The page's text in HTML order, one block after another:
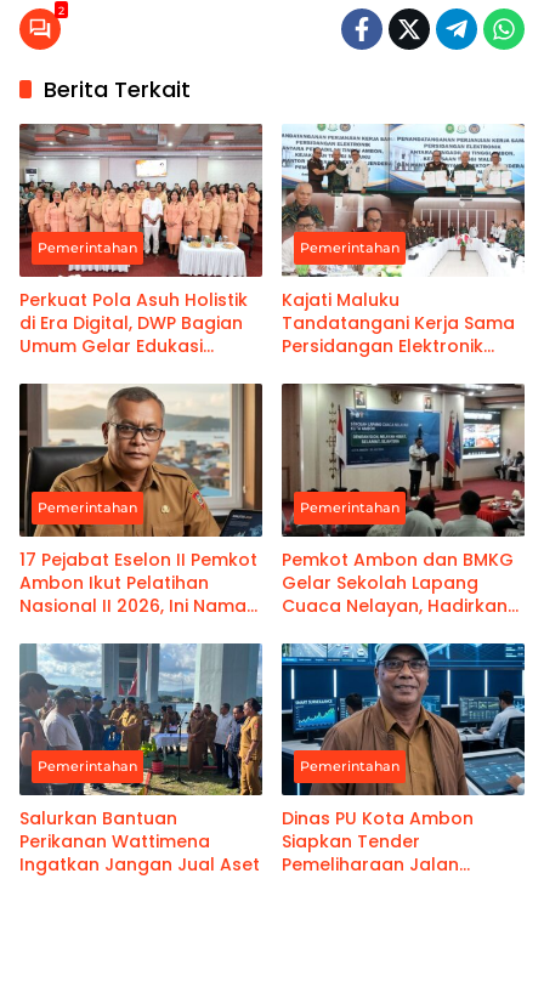
2
Berita Terkait
Pemerintahan
Perkuat Pola Asuh Holistik
di Era Digital, DWP Bagian
Umum Gelar Edukasi
Pemerintahan
Kajati Maluku
Tandatangani Kerja Sama
Persidangan Elektronik
Kanwil Pemasyarakatan
Maluku
Pemerintahan
17 Pejabat Eselon II Pemkot
Ambon Ikut Pelatihan
Nasional II 2026, Ini Nama-
Pemerintahan
Pemkot Ambon dan BMKG
Gelar Sekolah Lapang
Cuaca Nelayan, Hadirkan
Pemerintahan
Salurkan Bantuan
Perikanan Wattimena
Ingatkan Jangan Jual Aset
Pemerintahan
Dinas PU Kota Ambon
Siapkan Tender
Pemeliharaan Jalan